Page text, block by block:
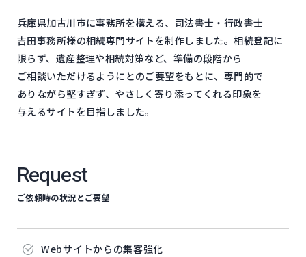
兵庫県加古川市に​事務所を​構える、​司法書士・​行政書士
吉田事務所様の​相続専門サイトを​制作しました。​相続登記に​
限らず、​遺産整理や相続対策など、​準備の​段階から​
ご相談いただけるようにとの​ご要望を​もとに、​専門的で​
ありながら堅すぎず、​やさしく​寄り​添ってくれる​印象を​
与える​サイトを​目指しました。
Request
ご依頼時の状況とご要望
Webサイトからの​集客強化